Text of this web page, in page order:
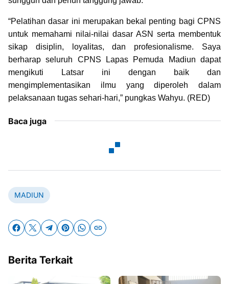
“Pelatihan dasar ini merupakan bekal penting bagi CPNS
untuk memahami nilai-nilai dasar ASN serta membentuk
sikap disiplin, loyalitas, dan profesionalisme. Saya
berharap seluruh CPNS Lapas Pemuda Madiun dapat
mengikuti Latsar ini dengan baik dan
mengimplementasikan ilmu yang diperoleh dalam
pelaksanaan tugas sehari-hari,” pungkas Wahyu. (RED)
Baca juga
MADIUN
Berita Terkait